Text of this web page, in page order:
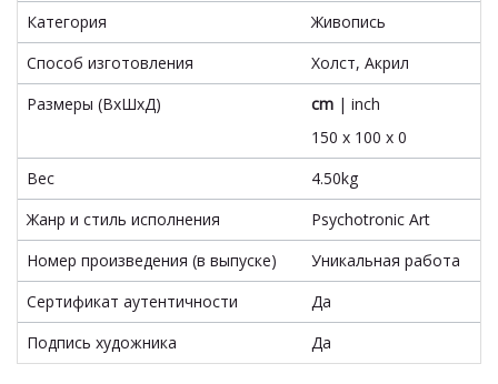
Категория
Живопись
Способ изготовления
Холст, Акрил
Размеры (ВxШxД)
cm | inch
150 x 100 x 0
Вес
4.50kg
Жанр и стиль исполнения
Psychotronic Art
Номер произведения (в выпуске)
Уникальная работа
Сертификат аутентичности
Да
Подпись художника
Да